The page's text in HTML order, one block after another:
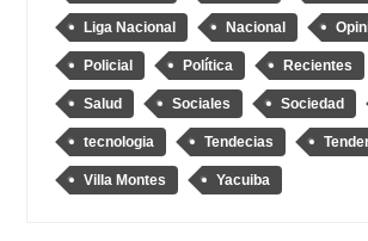
Liga Nacional Nacional
Policial Política Recientes
Salud Sociales Sociedad
tecnologia Tendecias
Villa Montes Yacuiba